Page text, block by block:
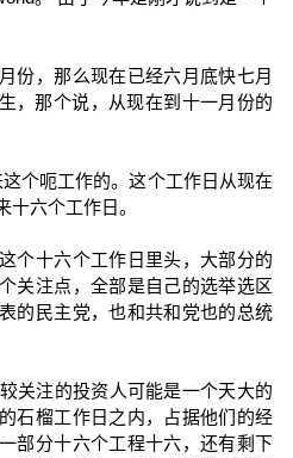
份，那么现在已经六月底快七月
，那个说，从现在到十一月份的
个呃工作的。这个工作日从现在
六个工作日。
个十六个工作日里头，大部分的
关注点，全部是自己的选举选区
的民主党，也和共和党也的总统
关注的投资人可能是一个天大的
石榴工作日之内，占据他们的经
部分十六个工程十六，还有剩下